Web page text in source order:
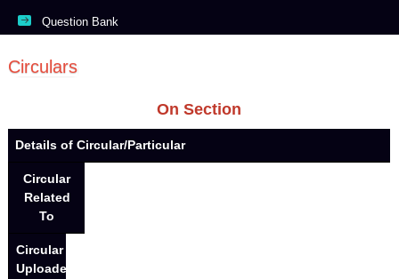
Question Bank
Circulars
On Section
Details of Circular/Particular
Circular
Related
To
Circular
Uploaded